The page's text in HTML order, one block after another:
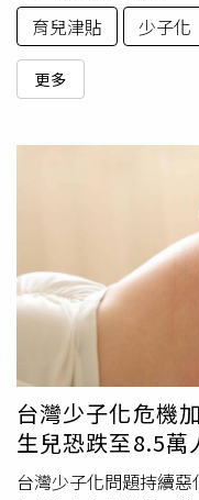
育兒津貼
少子化
更多
台灣少子化危機
生兒恐跌至8.5萬
台灣少子化問題持續